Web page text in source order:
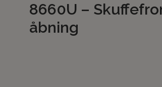
8660U –
åbning